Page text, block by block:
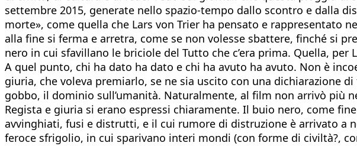
settembre 2015, generate nello spazio-tempo dallo scontro e dalla
morte», come quella che Lars von Trier ha pensato e rappresentato
alla fine si ferma e arretra, come se non volesse sbattere, finché si
nero in cui sfavillano le briciole del Tutto che c’era prima. Quella, per
A quel punto, chi ha dato ha dato e chi ha avuto ha avuto. Non è
giuria, che voleva premiarlo, se ne sia uscito con una dichiarazione
gobbo, il dominio sull’umanità. Naturalmente, al film non arrivò più
Regista e giuria si erano espressi chiaramente. Il buio nero, come
avvinghiati, fusi e distrutti, e il cui rumore di distruzione è arrivato a
feroce sfrigolio, in cui sparivano interi mondi (con forme di civiltà?,